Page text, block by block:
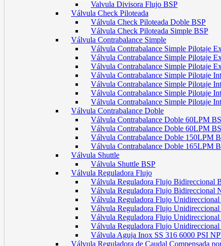
Valvula Divisora Flujo BSP
Válvula Check Piloteada
Válvula Check Piloteada Doble BSP
Válvula Check Piloteada Simple BSP
Válvula Contrabalance Simple
Válvula Contrabalance Simple Pilotaje
Válvula Contrabalance Simple Pilotaje
Válvula Contrabalance Simple Pilotaje
Válvula Contrabalance Simple Pilotaje
Válvula Contrabalance Simple Pilotaje
Válvula Contrabalance Simple Pilotaje
Válvula Contrabalance Simple Pilotaje
Válvula Contrabalance Doble
Válvula Contrabalance Doble 60LPM
Válvula Contrabalance Doble 60LPM
Válvula Contrabalance Doble 150LPM
Válvula Contrabalance Doble 165LPM
Válvula Shuttle
Válvula Shuttle BSP
Válvula Reguladora Flujo
Válvula Reguladora Flujo Bidireccional
Válvula Reguladora Flujo Bidireccional
Válvula Reguladora Flujo Unidireccional
Válvula Reguladora Flujo
Válvula Reguladora Flujo
Válvula Reguladora Flujo Unidireccional
Válvula Aguja Inox SS 316 6000 PSI
Válvula Reguladora de Caudal Compensada